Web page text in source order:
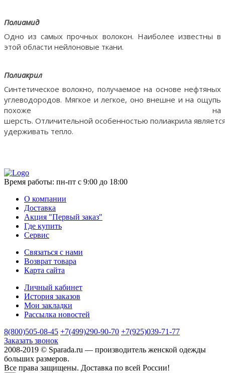
Полиамид
Одно из самых прочных волокон. Наиболее известны в
этой области нейлоновые ткани.
Полиакрил
Синтетическое волокно, получаемое на основе нефтяных
углеводородов. Мягкое и легкое, оно внешне и на ощупь
похоже на
шерсть. Отличительной особенностью полиакрила
удерживать тепло.
Время работы: пн-пт с 9:00 до 18:00
О компании
Доставка
Акция "Первый заказ"
Где купить
Сервис
Связаться с нами
Возврат товара
Карта сайта
Личный кабинет
История заказов
Мои закладки
Рассылка новостей
8(800)505-08-45 +7(499)290-90-70 +7(925)039-71-77
Заказать звонок
2008-2019 © Sparada.ru — производитель женской одежды
больших размеров.
Все права защищены. Доставка по всей России!